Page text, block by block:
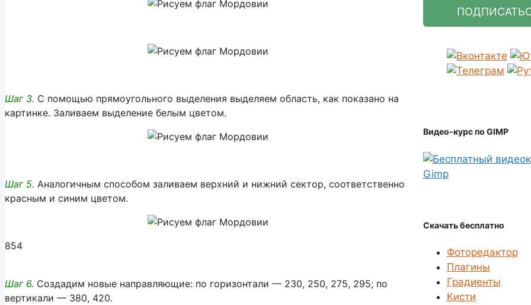
Шаг 3. С помощью прямоугольного выделения выделяем область, как показано на
картинке. Заливаем выделение белым цветом.
Шаг 5. Аналогичным способом заливаем верхний и нижний сектор, соответственно
красным и синим цветом.
854
Шаг 6. Создадим новые направляющие: по горизонтали — 230, 250, 275, 295; по
вертикали — 380, 420.
Видео-курс по GIMP
Скачать бесплатно
Фоторедактор
Плагины
Градиенты
Кисти